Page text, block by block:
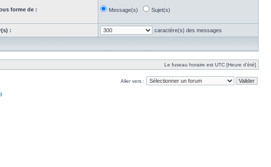
forme de : Message(s) Sujet(s)
: caractère(s) des messages
Le fuseau horaire est UTC [Heure d’été]
Aller vers :